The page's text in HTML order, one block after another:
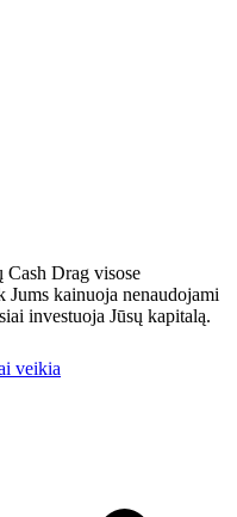
Cash Drag visose
Jums kainuoja nenaudojami
investuoja Jūsų kapitalą.
veikia